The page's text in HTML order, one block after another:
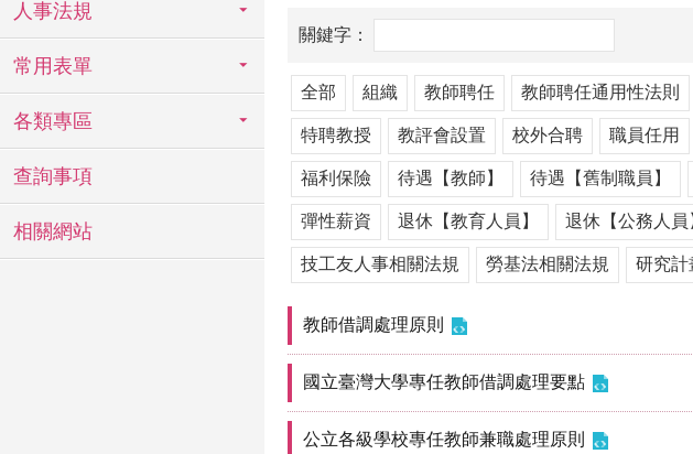
人事法規
常用表單
各類專區
查詢事項
相關網站
全部 組織 教師聘任 教師聘任通用性法則
特聘教授 教評會設置 校外合聘 職員任用
福利保險 待遇【教師】 待遇【舊制職員】
彈性薪資 退休【教育人員】 退休【公務人員
技工友人事相關法規 勞基法相關法規 研究計
教師借調處理原則
國立臺灣大學專任教師借調處理要點
公立各級學校專任教師兼職處理原則